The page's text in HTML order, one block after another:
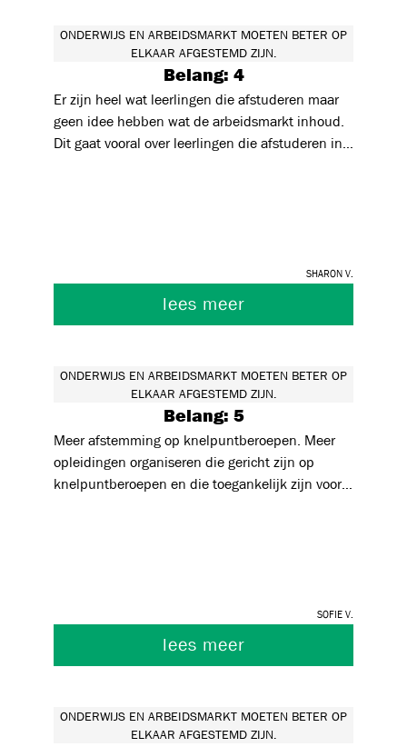
ONDERWIJS EN ARBEIDSMARKT MOETEN BETER OP
ELKAAR AFGESTEMD ZIJN.
Belang: 4
Er zijn heel wat leerlingen die afstuderen maar
geen idee hebben wat de arbeidsmarkt inhoud.
Dit gaat vooral over leerlingen die afstuderen in
misschien ook meer beseffen waarom wij binnen
het onderwijs heel veel inzetten op stiptheid en
Sharon V.
lees meer
ONDERWIJS EN ARBEIDSMARKT MOETEN BETER OP
ELKAAR AFGESTEMD ZIJN.
Belang: 5
Meer afstemming op knelpuntberoepen. Meer
opleidingen organiseren die gericht zijn op
knelpuntberoepen en die toegankelijk zijn voor
Sofie V.
lees meer
ONDERWIJS EN ARBEIDSMARKT MOETEN BETER OP
ELKAAR AFGESTEMD ZIJN.